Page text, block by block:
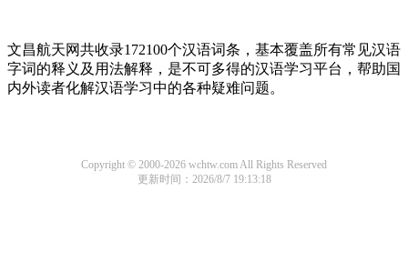
文昌航天网共收录172100个汉语词条，基本覆盖所有常见汉语
字词的释义及用法解释，是不可多得的汉语学习平台，帮助国
内外读者化解汉语学习中的各种疑难问题。
Copyright © 2000-2026 wchtw.com All Rights Reserved
更新时间：2026/8/7 19:13:18